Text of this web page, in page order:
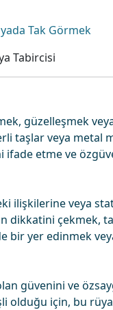
Tak Görmek
Tabircisi
güzelleşmek
taşlar veya metal
ifade etme ve
ilişkilerine veya
dikkatini çekmek,
yer edinmek
güvenini ve
olduğu için, bu